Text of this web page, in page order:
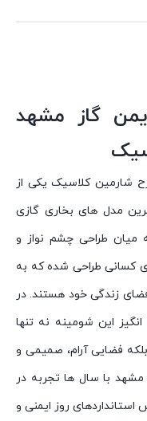
گاز مشهد
گازی ایمن گاز مشهد 24000 طرح شارمین کلاسیک یکی از
مدل های بخاری گازی
طراحی چشم نواز و
کسانی طراحی شده که به
فضای زندگی خود هستند. در
این شومینه نه تنها
فضایی آرام، صمیمی و
با سال ها تجربه در
استانداردهای روز ایمنی و